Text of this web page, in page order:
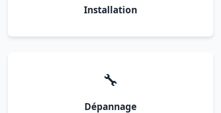
Installation
🔧
Dépannage